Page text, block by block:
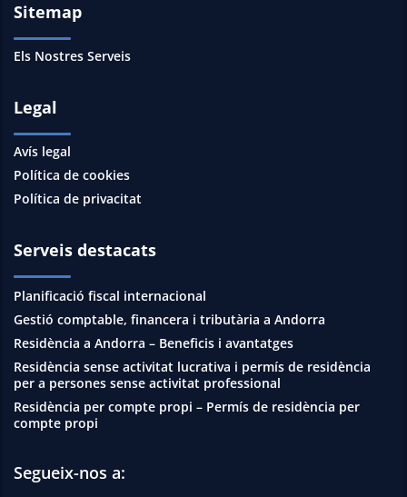
Sitemap
Els Nostres Serveis
Legal
Avís legal
Política de cookies
Política de privacitat
Serveis destacats
Planificació fiscal internacional
Gestió comptable, financera i tributària a Andorra
Residència a Andorra – Beneficis i avantatges
Residència sense activitat lucrativa i permís de residència
per a persones sense activitat professional
Residència per compte propi – Permís de residència per
compte propi
Segueix-nos a: